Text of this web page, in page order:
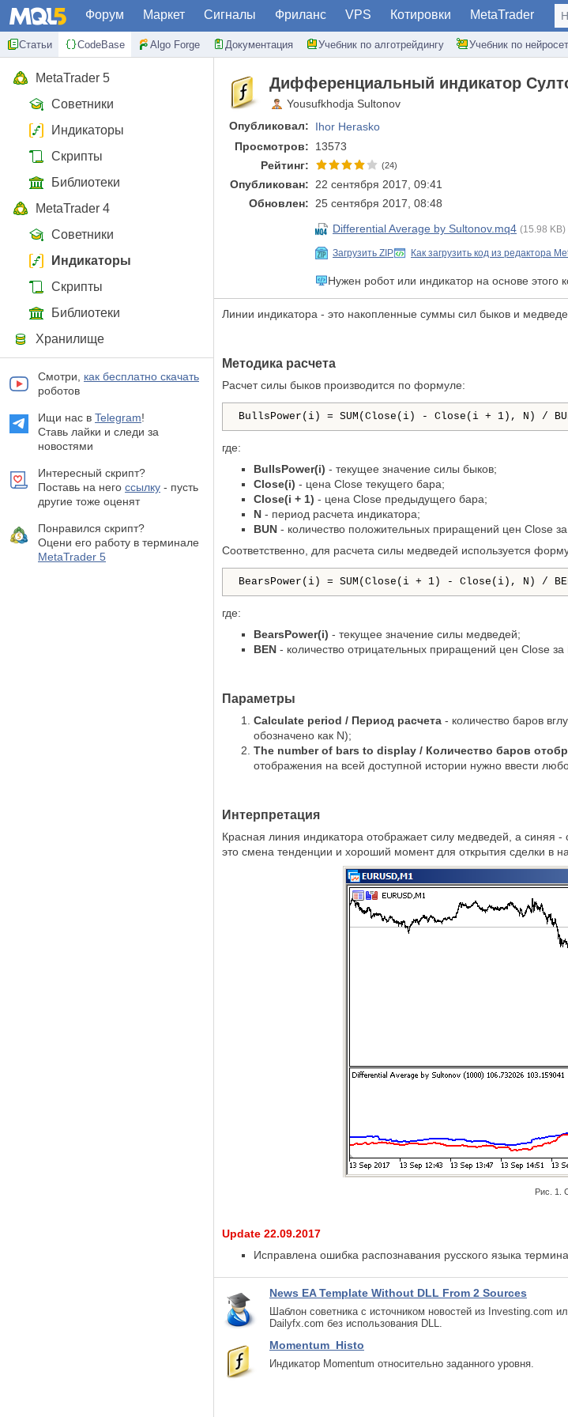
Форум Маркет Сигналы Фриланс VPS Котировки MetaTrader
Статьи CodeBase Algo Forge Документация Учебник по алготрейдингу Учебник по
MetaTrader 5
Советники
Индикаторы
Скрипты
Библиотеки
MetaTrader 4
Советники
Индикаторы
Скрипты
Библиотеки
Хранилище
Смотри, как бесплатно скачать
роботов
Ищи нас в Telegram!
Ставь лайки и следи за
новостями
Интересный скрипт?
Поставь на него ссылку - пусть
другие тоже оценят
Понравился скрипт?
Оцени его работу в терминале
MetaTrader 5
Дифференциальный индикатор
Yousufkhodja Sultonov
Опубликовал:
Ihor Herasko
Просмотров:
13573
Рейтинг:
(24)
Опубликован:
22 сентября 2017, 09:41
Обновлен:
25 сентября 2017, 08:48
Differential Average by Sultonov.mq4 (15.98 KB)
Загрузить ZIP Как загрузить код из редактора
Нужен робот или индикатор на основе
Линии индикатора - это накопленные суммы сил быков и
Методика расчета
Расчет силы быков производится по формуле:
BullsPower(i) = SUM(Close(i) - Close(i + 1), N) /
где:
BullsPower(i) - текущее значение силы быков;
Close(i) - цена Close текущего бара;
Close(i + 1) - цена Close предыдущего бара;
N - период расчета индикатора;
BUN - количество положительных приращений цен Close
Соответственно, для расчета силы медведей используется
BearsPower(i) = SUM(Close(i + 1) - Close(i), N) /
где:
BearsPower(i) - текущее значение силы медведей;
BEN - количество отрицательных приращений цен Close
Параметры
Calculate period / Период расчета - количество баров
обозначено как N);
The number of bars to display / Количество баров
отображения на всей доступной истории нужно ввести
Интерпретация
Красная линия индикатора отображает силу медведей, а
это смена тенденции и хороший момент для открытия сделки в
Рис. 1.
Update 22.09.2017
Исправлена ошибка распознавания русского языка
News EA Template Without DLL From 2 Sources
Шаблон советника с источником новостей из Investing.com
Dailyfx.com без использования DLL.
Momentum_Histo
Индикатор Momentum относительно заданного уровня.